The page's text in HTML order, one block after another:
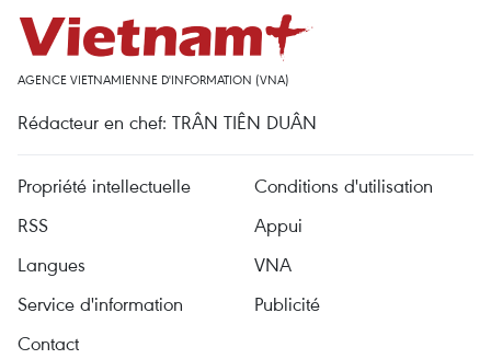
AGENCE VIETNAMIENNE D'INFORMATION (VNA)
Rédacteur en chef: TRÂN TIÊN DUÂN
Propriété intellectuelle
Conditions d'utilisation
RSS
Appui
Langues
VNA
Service d'information
Publicité
Contact